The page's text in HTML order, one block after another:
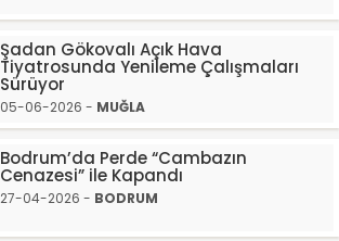
Şadan Gökovalı Açık Hava
Tiyatrosunda Yenileme Çalışmaları
Sürüyor
05-06-2026 - MUĞLA
Bodrum’da Perde “Cambazın
Cenazesi” ile Kapandı
27-04-2026 - BODRUM